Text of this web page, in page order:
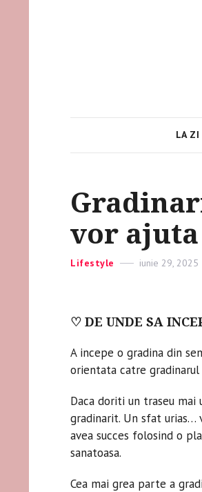
LA ZI
vor
Categories
Lifestyle
Posted
iunie 29, 2025
♡ DE UNDE SA
A incepe o gradina din
orientata catre
Daca doriti un traseu
gradinarit. Un sfat urias…
avea succes folosind o
sanatoasa.
Cea mai grea parte a